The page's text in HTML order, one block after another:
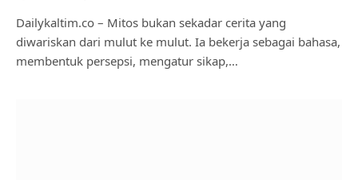
Dailykaltim.co – Mitos bukan sekadar cerita yang
diwariskan dari mulut ke mulut. Ia bekerja sebagai bahasa,
membentuk persepsi, mengatur sikap,…